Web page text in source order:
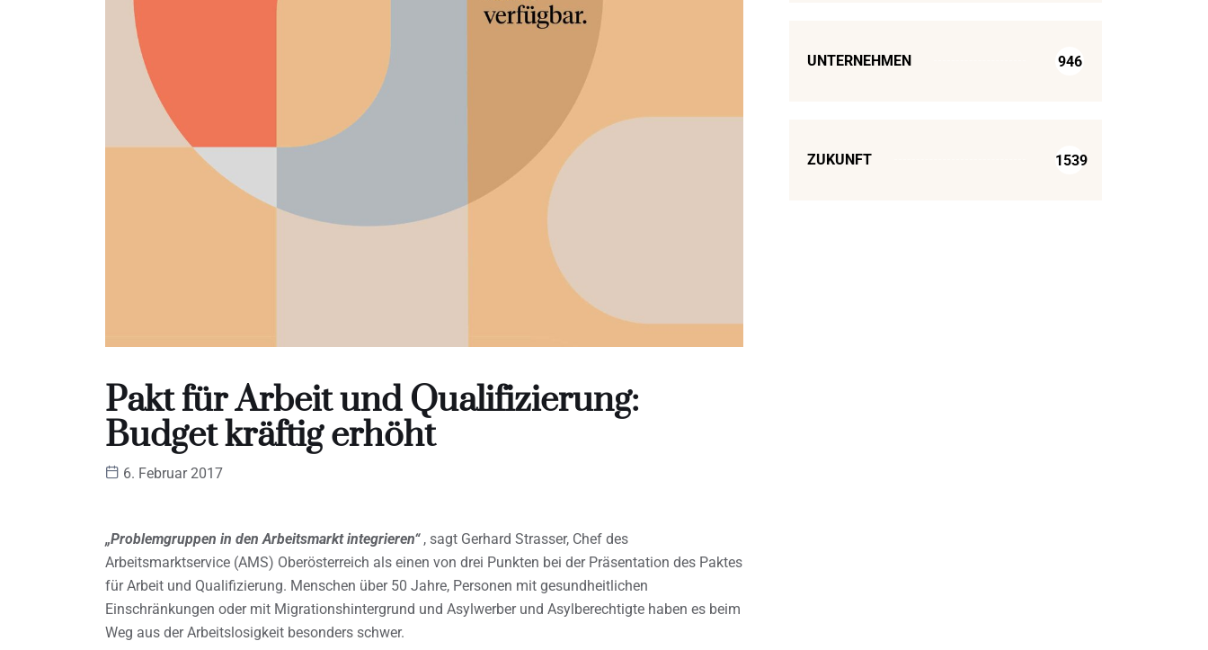
Pakt für Arbeit und Qualifizierung:
Budget kräftig erhöht
6. Februar 2017
„Problemgruppen in den Arbeitsmarkt integrieren“, sagt Gerhard Strasser, Chef des
Arbeitsmarktservice (AMS) Oberösterreich als einen von drei Punkten bei der Präsentation des Paktes
für Arbeit und Qualifizierung. Menschen über 50 Jahre, Personen mit gesundheitlichen
Einschränkungen oder mit Migrationshintergrund und Asylwerber und Asylberechtigte haben es beim
Weg aus der Arbeitslosigkeit besonders schwer.
UNTERNEHMEN 946
ZUKUNFT 1539